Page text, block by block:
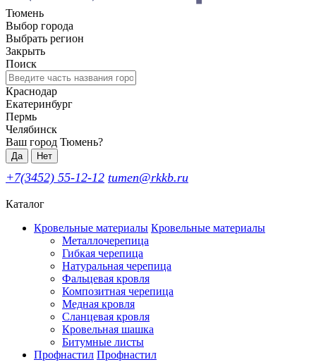
Тюмень
Выбор города
Выбрать регион
Закрыть
Поиск
Краснодар
Екатеринбург
Пермь
Челябинск
Ваш город Тюмень?
Да Нет
+7(3452) 55-12-12 tumen@rkkb.ru
Каталог
Кровельные материалы Кровельные материалы
Металлочерепица
Гибкая черепица
Натуральная черепица
Фальцевая кровля
Композитная черепица
Медная кровля
Сланцевая кровля
Кровельная шашка
Битумные листы
Профнастил Профнастил